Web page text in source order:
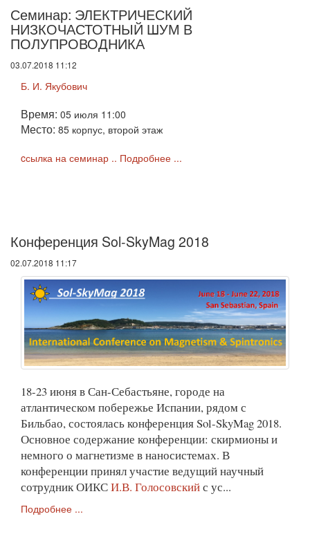
Семинар: ЭЛЕКТРИЧЕСКИЙ
НИЗКОЧАСТОТНЫЙ ШУМ В
ПОЛУПРОВОДНИКА
03.07.2018 11:12
Б. И. Якубович
Время: 05 июля 11:00
Место: 85 корпус, второй этаж
cсылка на семинар .. Подробнее ...
Конференция Sol-SkyMag 2018
02.07.2018 11:17
18-23 июня в Сан-Себастьяне, городе на
атлантическом побережье Испании, рядом с
Бильбао, состоялась конференция Sol-SkyMag 2018.
Основное содержание конференции: скирмионы и
немного о магнетизме в наносистемах. В
конференции принял участие ведущий научный
сотрудник ОИКСИ.В. Голосовскийс ус...
Подробнее ...